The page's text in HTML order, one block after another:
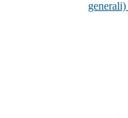
generali)